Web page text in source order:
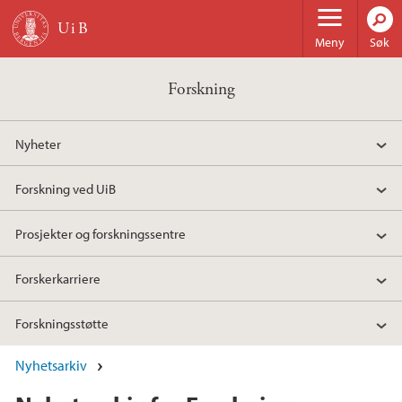
Hopp til hovedinnhold
Meny Søk
Forskning
Nyheter
Forskning ved UiB
Prosjekter og forskningssentre
Forskerkarriere
Forskningsstøtte
Nyhetsarkiv